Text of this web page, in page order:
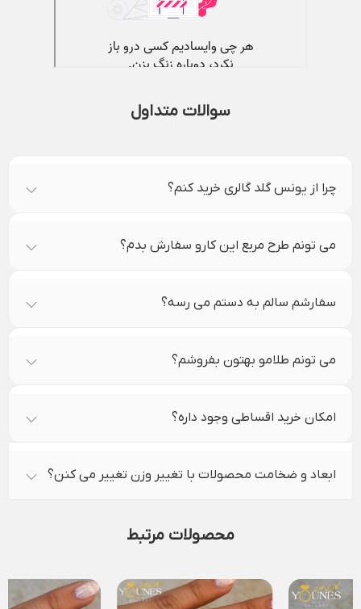
سوالات متداول
چرا از یونس گلد گالری خرید کنم؟
می تونم طرح مربع این کارو سفارش بدم؟
سفارشم سالم به دستم می رسه؟
می تونم طلامو بهتون بفروشم؟
امکان خرید اقساطی وجود داره؟
ابعاد و ضخامت محصولات با تغییر وزن تغییر می کنن؟
محصولات مرتبط